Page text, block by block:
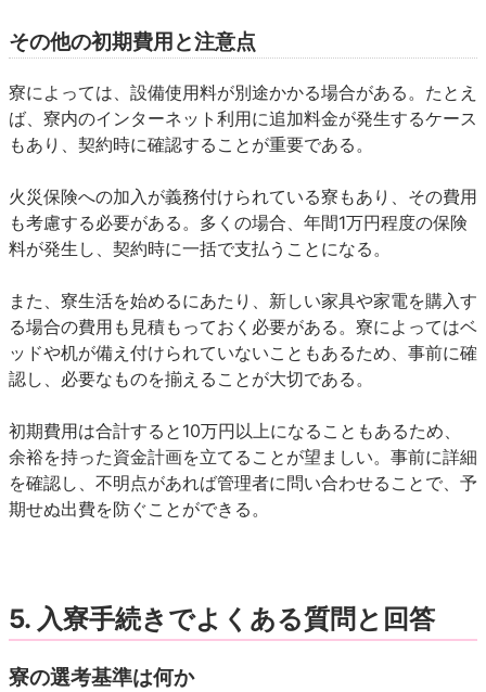
その他の初期費用と注意点
寮によっては、設備使用料が別途かかる場合がある。たとえ
ば、寮内のインターネット利用に追加料金が発生するケース
もあり、契約時に確認することが重要である。
火災保険への加入が義務付けられている寮もあり、その費用
も考慮する必要がある。多くの場合、年間1万円程度の保険
料が発生し、契約時に一括で支払うことになる。
また、寮生活を始めるにあたり、新しい家具や家電を購入す
る場合の費用も見積もっておく必要がある。寮によってはベ
ッドや机が備え付けられていないこともあるため、事前に確
認し、必要なものを揃えることが大切である。
初期費用は合計すると10万円以上になることもあるため、
余裕を持った資金計画を立てることが望ましい。事前に詳細
を確認し、不明点があれば管理者に問い合わせることで、予
期せぬ出費を防ぐことができる。
5. 入寮手続きでよくある質問と回答
寮の選考基準は何か